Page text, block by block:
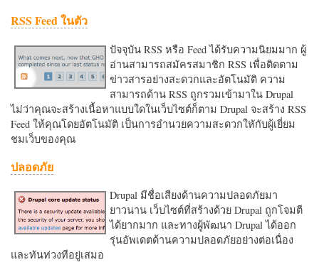
RSS Feed ในตัว
ปัจจุบัน RSS หรือ Feed ได้รับความนิยมมาก ผู้
อ่านสามารถสมัครสมาชิก RSS เพื่อติดตาม
ข่าวสารอย่างสะดวกและอัตโนมัติ ความ
สามารถด้าน RSS ถูกรวมเข้ามาใน Drupal
ไม่ว่าคุณจะสร้างเนื้อหาแบบใดในเว็บไซต์ก็ตาม Drupal จะสร้าง RSS
Feed ให้คุณโดยอัตโนมัติ เป็นการอำนวยความสะดวกใหักับผู้เยี่ยม
ชมเว็บของคุณ
ปลอดภัย
Drupal มีชื่อเสียงด้านความปลอดภัยมา
ยาวนาน เว็บไซต์ที่สร้างด้วย Drupal ถูกโจมตี
ได้ยากมาก และทางผู้พัฒนา Drupal ได้ออก
รุ่นอัพเดตด้านความปลอดภัยอย่างต่อเนื่อง
และทันท่วงทีอยู่เสมอ